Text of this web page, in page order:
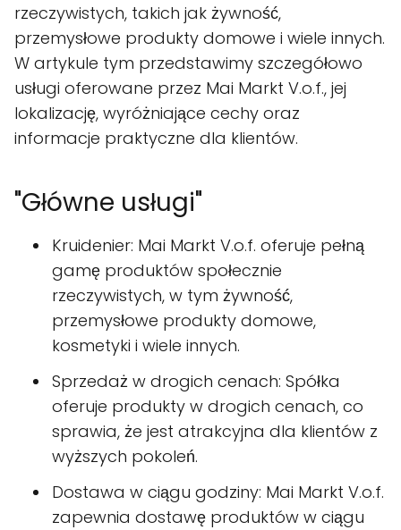
rzeczywistych, takich jak żywność,
przemysłowe produkty domowe i wiele innych.
W artykule tym przedstawimy szczegółowo
usługi oferowane przez Mai Markt V.o.f., jej
lokalizację, wyróżniające cechy oraz
informacje praktyczne dla klientów.
"Główne usługi"
Kruidenier: Mai Markt V.o.f. oferuje pełną
gamę produktów społecznie
rzeczywistych, w tym żywność,
przemysłowe produkty domowe,
kosmetyki i wiele innych.
Sprzedaż w drogich cenach: Spółka
oferuje produkty w drogich cenach, co
sprawia, że jest atrakcyjna dla klientów z
wyższych pokoleń.
Dostawa w ciągu godziny: Mai Markt V.o.f.
zapewnia dostawę produktów w ciągu